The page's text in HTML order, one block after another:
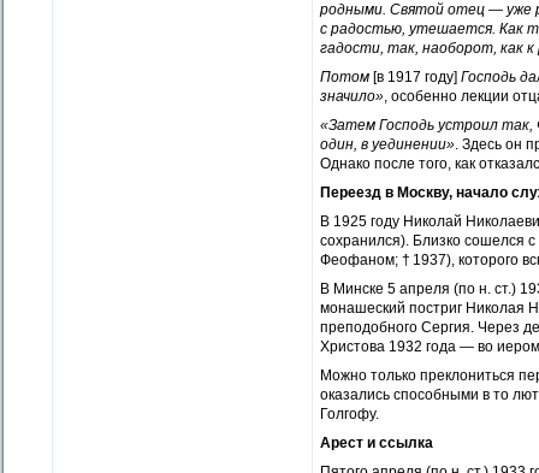
родными. Святой отец — уже
с радостью, утешается. Как
гадости, так, наоборот, как
Потом [в 1917 году] Господь
значило», особенно лекции
«Затем Господь устроил
один, в уединении». Здесь он
Однако после того, как
Переезд в Москву, начало
В 1925 году Николай
сохранился). Близко сошелся
Феофаном; † 1937), которого
В Минске 5 апреля (по н. ст.)
монашеский постриг Николая
преподобного Сергия. Через
Христова 1932 года — во
Можно только преклониться
оказались способными в то
Голгофу.
Арест и ссылка